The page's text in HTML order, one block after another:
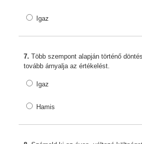
Igaz
7. Több szempont alapján történő
tovább árnyalja az értékelést.
Igaz
Hamis